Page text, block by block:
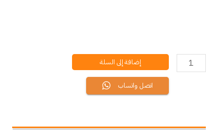
إضافة إلى السلة
اتصل واتساب